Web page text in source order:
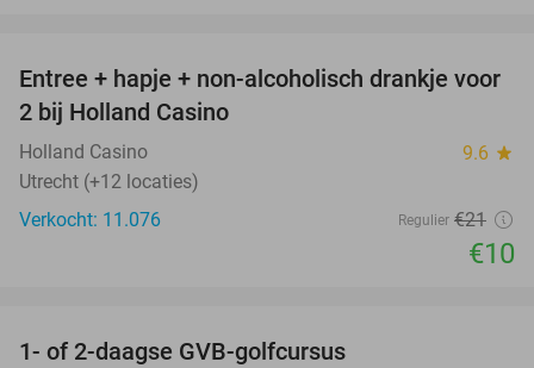
52%
Entree + hapje + non-alcoholisch drankje voor
2 bij Holland Casino
Holland Casino 9.6 star
Utrecht (+12 locaties)
Verkocht: 11.076
Regulier €21
€10
1- of 2-daagse GVB-golfcursus